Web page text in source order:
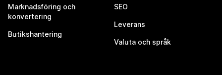
Marknadsföring och
konvertering
Butikshantering
SEO
Leverans
Valuta och språk